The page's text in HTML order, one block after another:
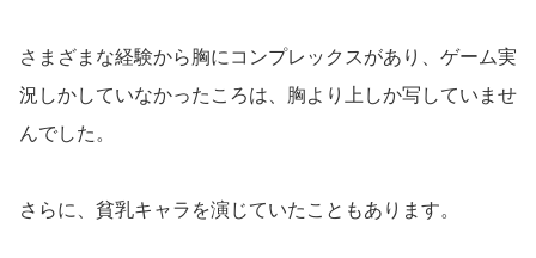
さまざまな経験から胸にコンプレックスがあり、ゲーム実
況しかしていなかったころは、胸より上しか写していませ
んでした。
さらに、貧乳キャラを演じていたこともあります。